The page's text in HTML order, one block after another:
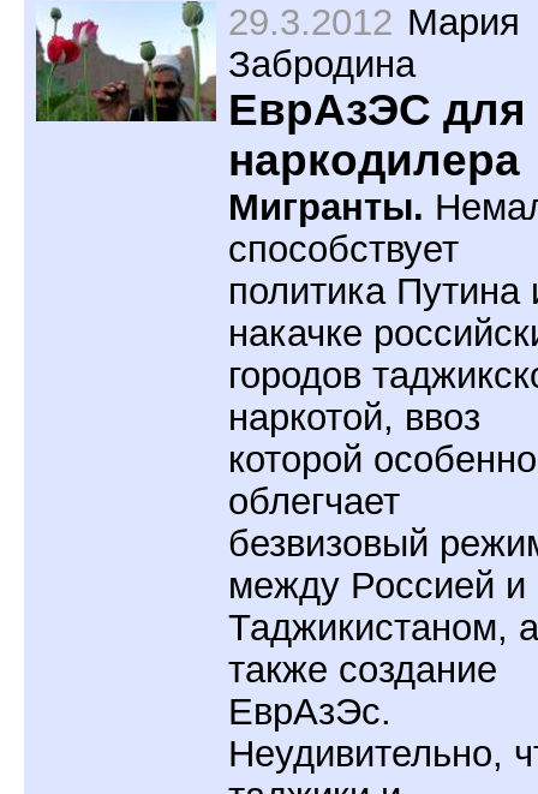
29.3.2012 Мария
Забродина
ЕврАзЭС для
наркодилера
Мигранты.
способствует
политика Путина
накачке
городов
наркотой, ввоз
которой особенно
облегчает
безвизовый
между Россией и
Таджикистаном, а
также создание
ЕврАзЭс.
Неудивительно,